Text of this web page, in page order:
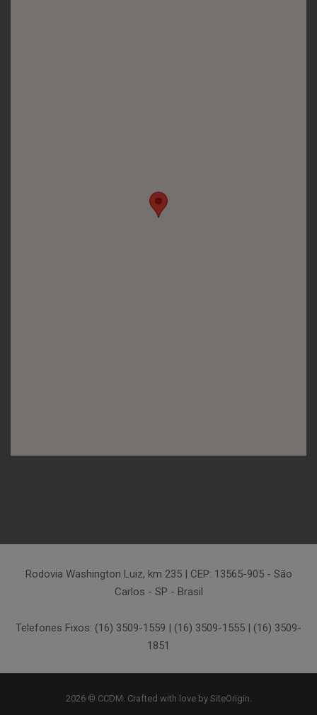
Rodovia Washington Luiz, km 235 | CEP: 13565-905 - São
Carlos - SP - Brasil
Telefones Fixos: (16) 3509-1559 | (16) 3509-1555 | (16) 3509-
1851
2026 © CCDM. Crafted with love by SiteOrigin